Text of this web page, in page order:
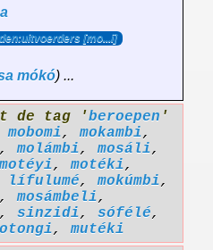
[mo...i]
mókó) ...
de tag 'beroepen '
mobomi,mokambi,
,molámbi,mosáli,
motéyi,motéki,
lífulumé,mokúmbi,
,mosámbeli,
, sinzidi, sófélé,
,mutéki